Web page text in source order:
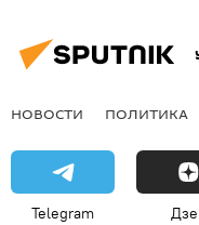
НОВОСТИ ПОЛИТИКА
Telegram